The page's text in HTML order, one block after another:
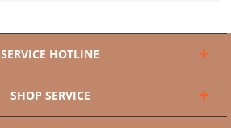
SERVICE HOTLINE
SHOP SERVICE